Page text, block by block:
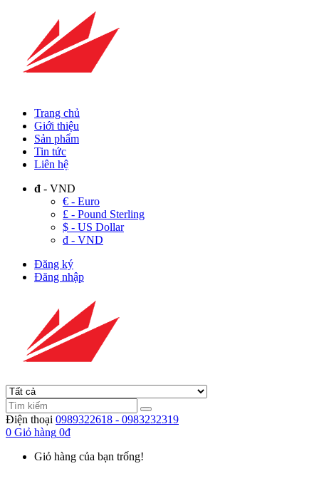
Trang chủ
Giới thiệu
Sản phẩm
Tin tức
Liên hệ
đ - VND
€ - Euro
£ - Pound Sterling
$ - US Dollar
đ - VND
Đăng ký
Đăng nhập
Điện thoại 0989322618 - 0983232319
0 Giỏ hàng 0đ
Giỏ hàng của bạn trống!